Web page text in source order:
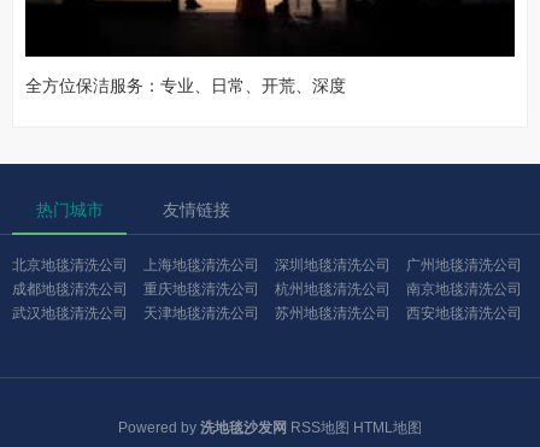
全方位保洁服务：专业、日常、开荒、深度
热门城市 友情链接
北京地毯清洗公司 上海地毯清洗公司 深圳地毯清洗公司
广州地毯清洗公司
成都地毯清洗公司
重庆地毯清洗公司 杭州地毯清洗公司
南京地毯清洗公司
武汉地毯清洗公司
天津地毯清洗公司 苏州地毯清洗公司 西安地毯清洗公司
Powered by 洗地毯沙发网 RSS地图 HTML地图